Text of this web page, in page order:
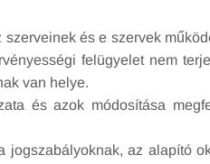
szerveinek és e szervek
felügyelet nem
van helye.
és azok módosítása
jogszabályoknak, az alapító